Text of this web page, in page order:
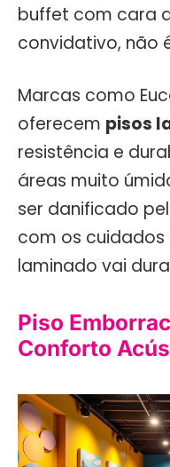
buffet com cara
convidativo, não
Marcas como
oferecem pisos
resistência e
áreas muito
ser danificado
com os cuidados
laminado vai
Piso
Conforto